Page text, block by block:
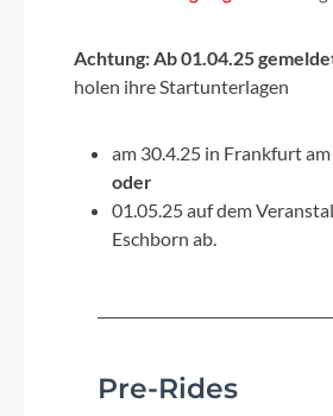
Achtung: Ab 01.04.25
holen ihre Startunterlagen
am 30.4.25 in Frankfurt
oder
01.05.25 auf dem
Eschborn ab.
Pre-Rides